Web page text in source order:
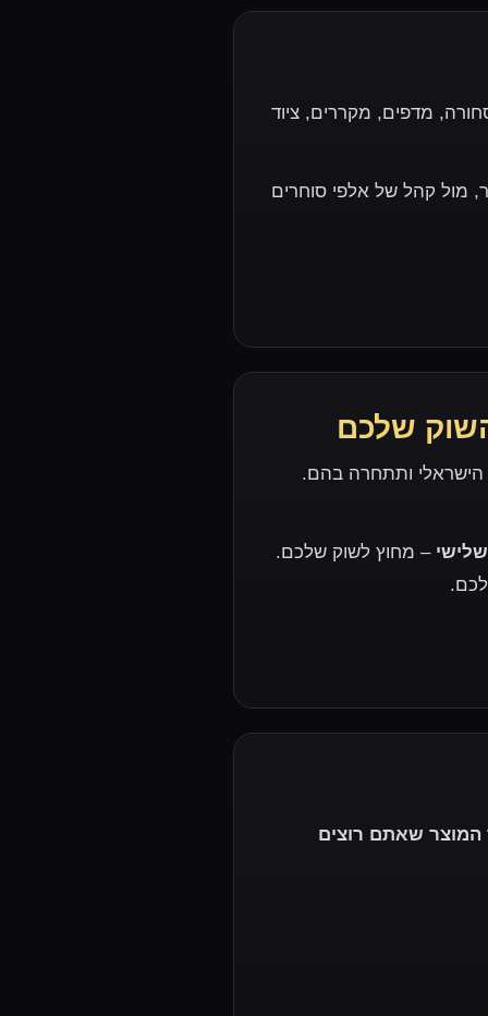
מדפים, מקררים, ציוד
קהל של אלפי סוחרים
שלכם
הישראלי ותתחרה בהם.
– מחוץ לשוק שלכם.
המוצר שאתם רוצים